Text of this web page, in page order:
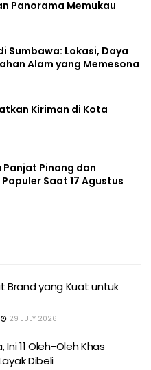
Panorama Memukau
Sumbawa: Lokasi, Daya
Alam yang Memesona
Kiriman di Kota
Panjat Pinang dan
Saat 17 Agustus
Brand yang Kuat untuk
29 JULY 2026
11 Oleh-Oleh Khas
Dibeli